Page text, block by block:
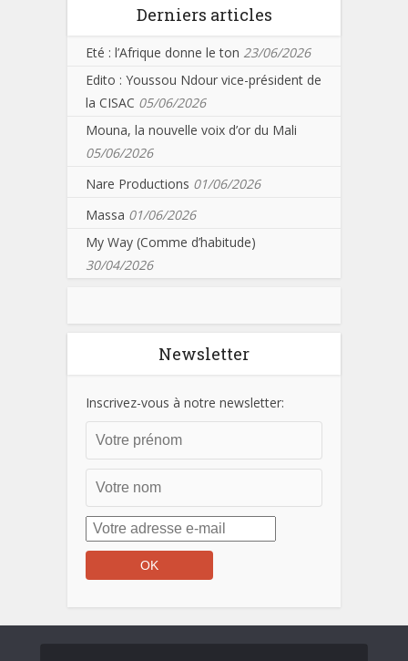
Derniers articles
Eté : l’Afrique donne le ton 23/06/2026
Edito : Youssou Ndour vice-président de
la CISAC 05/06/2026
Mouna, la nouvelle voix d’or du Mali
05/06/2026
Nare Productions 01/06/2026
Massa 01/06/2026
My Way (Comme d’habitude)
30/04/2026
Newsletter
Inscrivez-vous à notre newsletter: